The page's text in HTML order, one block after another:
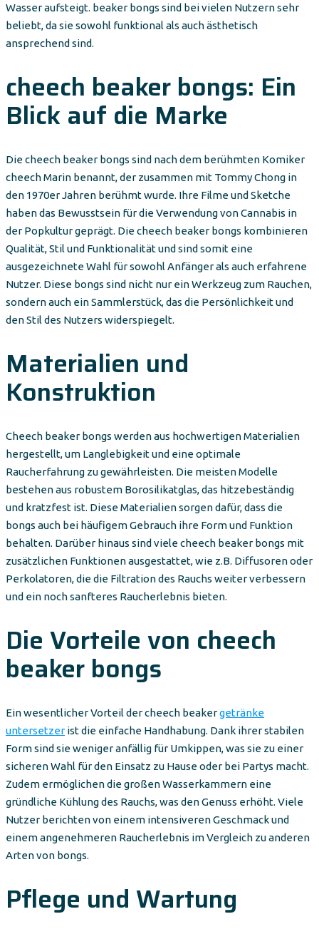
Wasser aufsteigt. beaker bongs sind bei vielen Nutzern sehr
beliebt, da sie sowohl funktional als auch ästhetisch
ansprechend sind.
cheech beaker bongs: Ein
Blick auf die Marke
Die cheech beaker bongs sind nach dem berühmten Komiker
cheech Marin benannt, der zusammen mit Tommy Chong in
den 1970er Jahren berühmt wurde. Ihre Filme und Sketche
haben das Bewusstsein für die Verwendung von Cannabis in
der Popkultur geprägt. Die cheech beaker bongs kombinieren
Qualität, Stil und Funktionalität und sind somit eine
ausgezeichnete Wahl für sowohl Anfänger als auch erfahrene
Nutzer. Diese bongs sind nicht nur ein Werkzeug zum Rauchen,
sondern auch ein Sammlerstück, das die Persönlichkeit und
den Stil des Nutzers widerspiegelt.
Materialien und
Konstruktion
Cheech beaker bongs werden aus hochwertigen Materialien
hergestellt, um Langlebigkeit und eine optimale
Raucherfahrung zu gewährleisten. Die meisten Modelle
bestehen aus robustem Borosilikatglas, das hitzebeständig
und kratzfest ist. Diese Materialien sorgen dafür, dass die
bongs auch bei häufigem Gebrauch ihre Form und Funktion
behalten. Darüber hinaus sind viele cheech beaker bongs mit
zusätzlichen Funktionen ausgestattet, wie z.B. Diffusoren oder
Perkolatoren, die die Filtration des Rauchs weiter verbessern
und ein noch sanfteres Raucherlebnis bieten.
Die Vorteile von cheech
beaker bongs
Ein wesentlicher Vorteil der cheech beakergetränke
untersetzer ist die einfache Handhabung. Dank ihrer stabilen
Form sind sie weniger anfällig für Umkippen, was sie zu einer
sicheren Wahl für den Einsatz zu Hause oder bei Partys macht.
Zudem ermöglichen die großen Wasserkammern eine
gründliche Kühlung des Rauchs, was den Genuss erhöht. Viele
Nutzer berichten von einem intensiveren Geschmack und
einem angenehmeren Raucherlebnis im Vergleich zu anderen
Arten von bongs.
Pflege und Wartung